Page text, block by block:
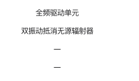
全频驱动单元
双振动抵消无源辐射器
—
—